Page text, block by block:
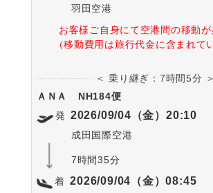
羽田空港
お客様ご自身にて空港間の移動
（移動費用は旅行代金に含まれて
＜ 乗り継ぎ：7時間5分 ＞
ＡＮＡ
NH184便
発 2026/09/04（金）20:10
成田国際空港
7時間35分
着 2026/09/04（金）08:45